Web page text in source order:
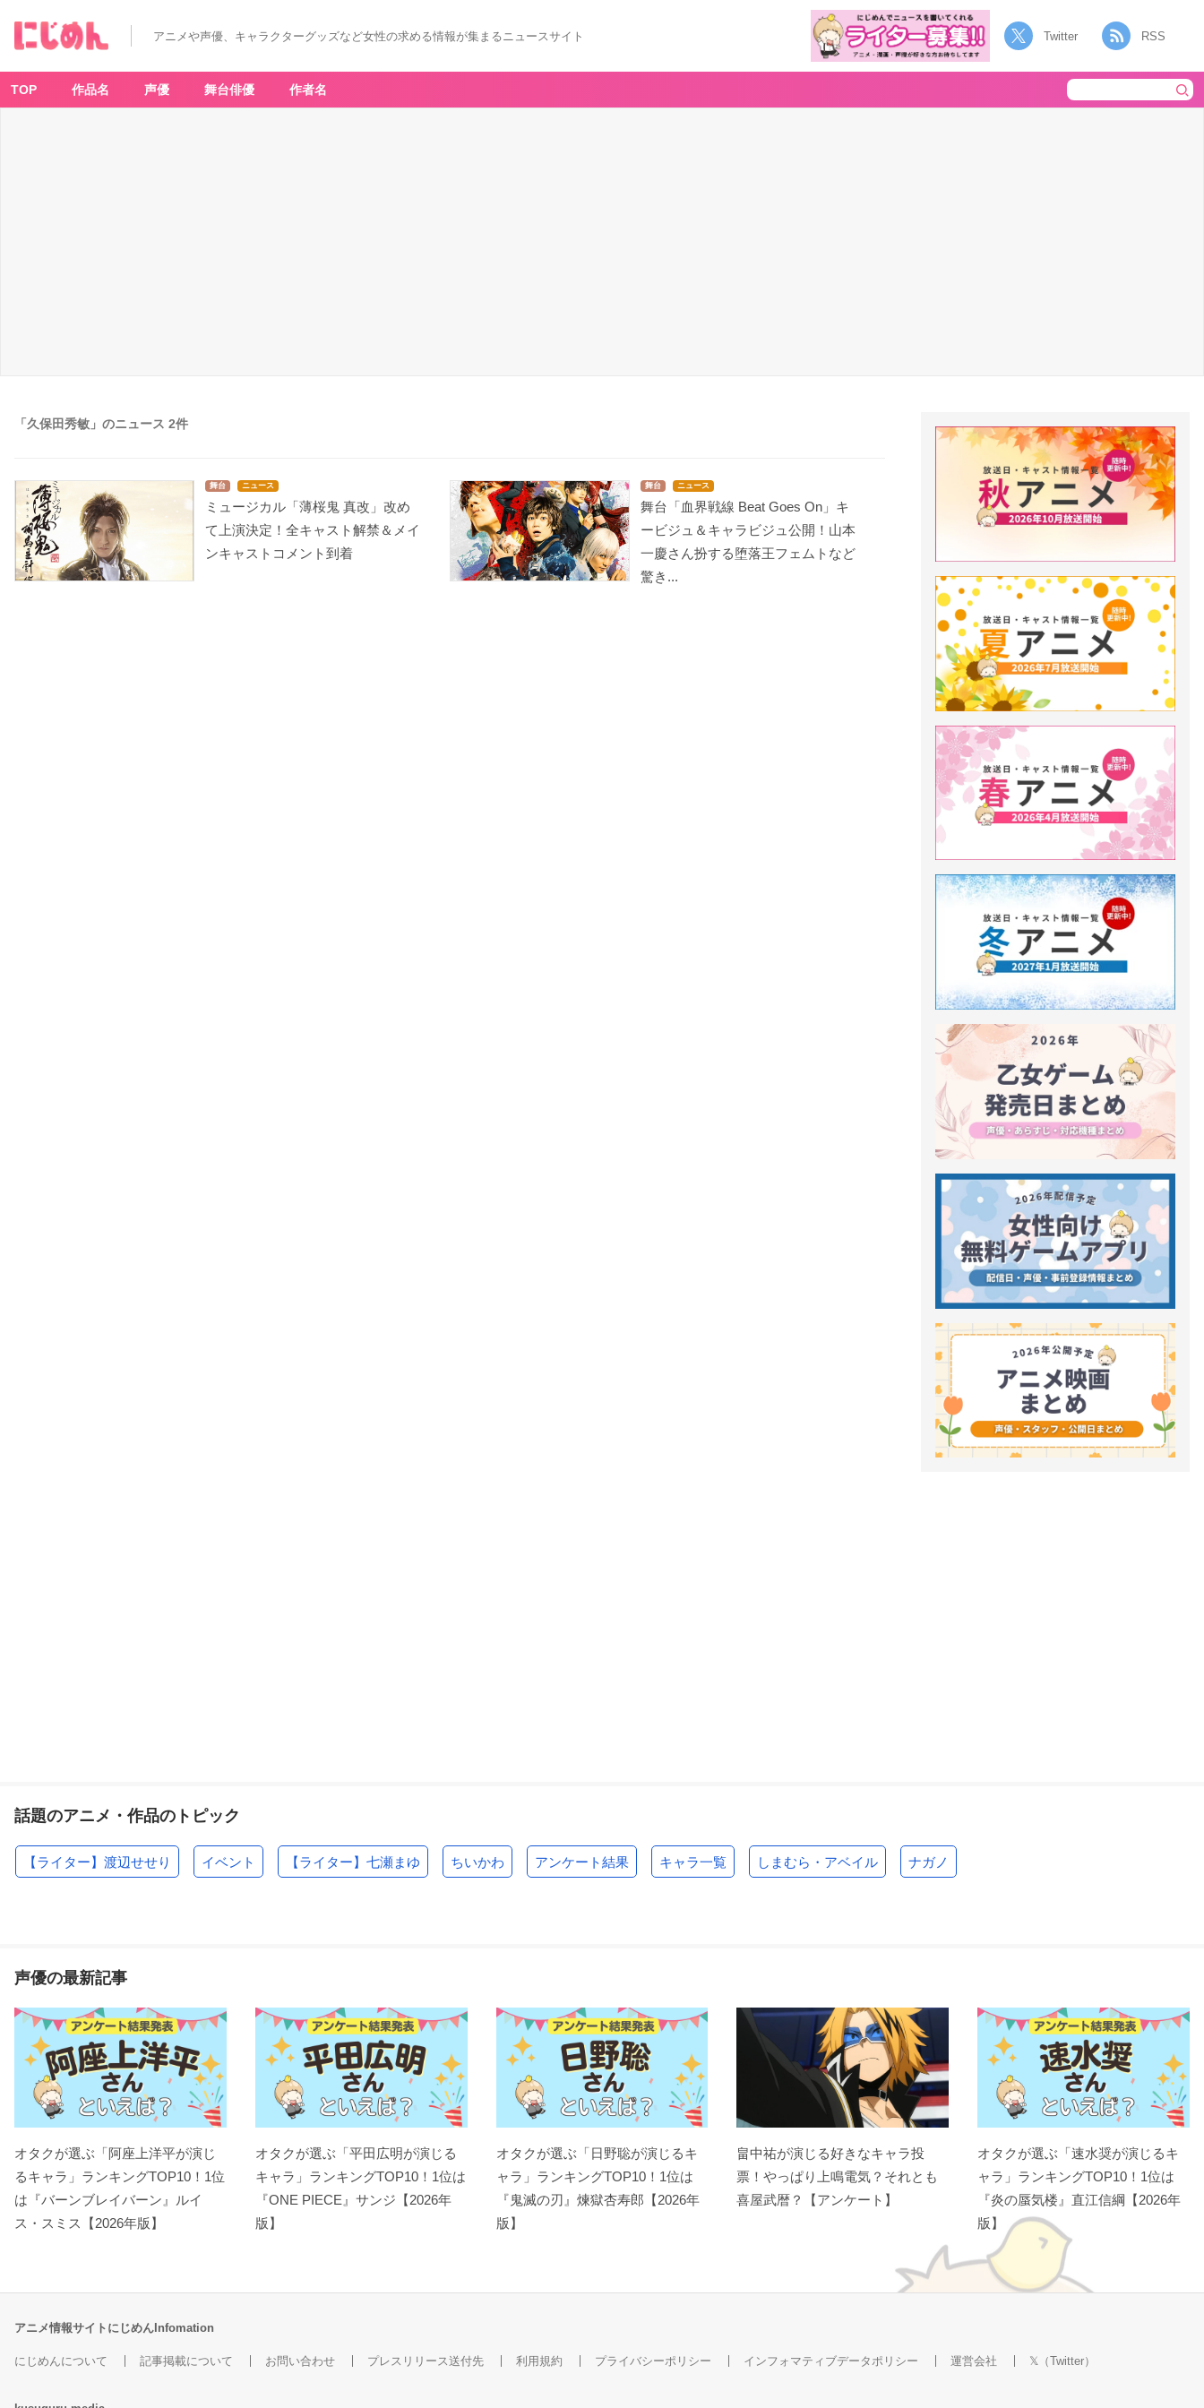
アニメや声優、キャラクターグッズなど女性の求める情報が集まるニュースサイト Twitter RSS
TOP 作品名 声優 舞台俳優 作者名
「久保田秀敏」のニュース 2件
舞台 ニュース
ミュージカル「薄桜鬼 真改」改め
て上演決定！全キャスト解禁＆メイ
ンキャストコメント到着
舞台 ニュース
舞台「血界戦線 Beat Goes On」キ
ービジュ＆キャラビジュ公開！山本
一慶さん扮する堕落王フェムトなど
驚き...
話題のアニメ・作品のトピック
【ライター】渡辺せせり イベント 【ライター】七瀬まゆ ちいかわ アンケート結果 キャラ一覧 しまむら・アベイル ナガノ
声優の最新記事
オタクが選ぶ「阿座上洋平が演じ
るキャラ」ランキングTOP10！1位
は『バーンブレイバーン』ルイ
ス・スミス【2026年版】
オタクが選ぶ「平田広明が演じる
キャラ」ランキングTOP10！1位は
『ONE PIECE』サンジ【2026年
版】
オタクが選ぶ「日野聡が演じるキ
ャラ」ランキングTOP10！1位は
『鬼滅の刃』煉󠄁獄杏寿郎【2026年
版】
畠中祐が演じる好きなキャラ投
票！やっぱり上鳴電気？それとも
喜屋武暦？【アンケート】
オタクが選ぶ「速水奨が演じるキ
ャラ」ランキングTOP10！1位は
『炎の蜃気楼』直江信綱【2026年
版】
アニメ情報サイトにじめんInfomation
にじめんについて 記事掲載について お問い合わせ プレスリリース送付先 利用規約 プライバシーポリシー インフォマティブデータポリシー 運営会社 𝕏（Twitter）